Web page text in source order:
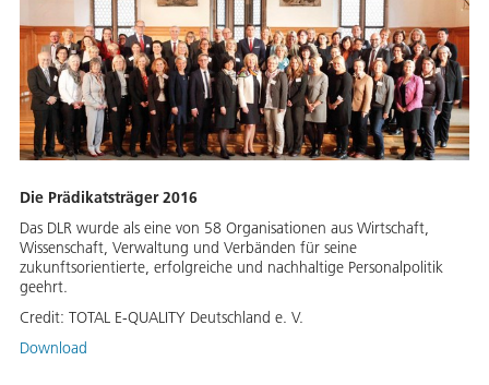
Die Prädikatsträger 2016
Das DLR wurde als eine von 58 Organisationen aus Wirtschaft,
Wissenschaft, Verwaltung und Verbänden für seine
zukunftsorientierte, erfolgreiche und nachhaltige Personalpolitik
geehrt.
Credit: TOTAL E-QUALITY Deutschland e. V.
Download